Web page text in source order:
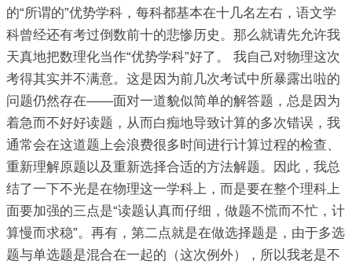
的“所谓的”优势学科，每科都基本在十几名左右，语文学
科曾经还有考过倒数前十的悲惨历史。那么就请先允许我
天真地把数理化当作“优势学科”好了。 我自己对物理这次
考得其实并不满意。这是因为前几次考试中所暴露出啦的
问题仍然存在——面对一道貌似简单的解答题，总是因为
着急而不好好读题，从而白痴地导致计算的多次错误，我
通常会在这道题上会浪费很多时间进行计算过程的检查、
重新理解原题以及重新选择合适的方法解题。因此，我总
结了一下不光是在物理这一学科上，而是要在整个理科上
面要加强的三点是“读题认真而仔细，做题不慌而不忙，计
算慢而求稳”。再有，第二点就是在做选择题是，由于多选
题与单选题是混合在一起的（这次例外），所以我老是不